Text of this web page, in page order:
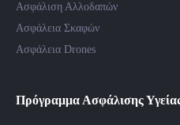
Ασφάλιση Αλλοδαπών
Ασφάλεια Σκαφών
Ασφάλεια Drones
Πρόγραμμα Ασφάλισης